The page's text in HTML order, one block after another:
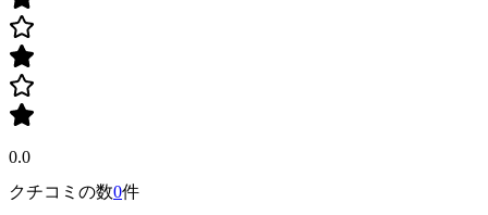
0.0
クチコミの数0件